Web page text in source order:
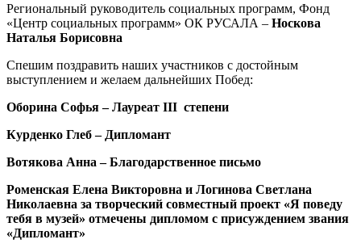
Региональный руководитель социальных программ, Фонд
«Центр социальных программ» ОК РУСАЛА – Носкова
Наталья Борисовна
Спешим поздравить наших участников с достойным
выступлением и желаем дальнейших Побед:
Оборина Софья – Лауреат III степени
Курденко Глеб – Дипломант
Вотякова Анна – Благодарственное письмо
Роменская Елена Викторовна и Логинова Светлана
Николаевна за творческий совместный проект «Я поведу
тебя в музей» отмечены дипломом с присуждением звания
«Дипломант»